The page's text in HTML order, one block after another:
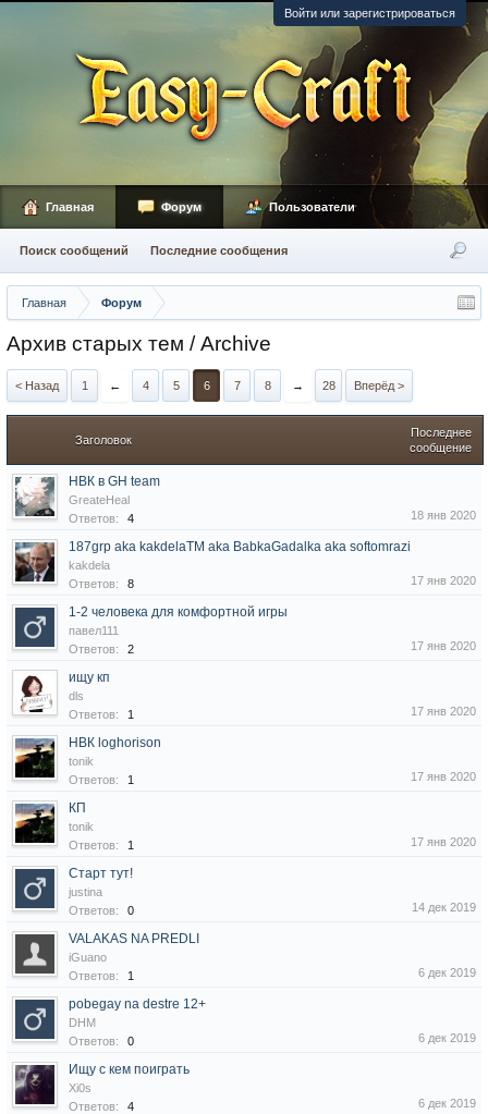
Войти или зарегистрироваться
Главная Форум
Архив старых тем / Archive
< Назад 1 ← 4 5 6 7 8 → 28 Вперёд >
Заголовок
Последнее
сообщение
НВК в GH team
GreateHeal
Ответов:
4 18 янв 2020
187grp aka kakdelaTM aka BabkaGadalka aka softomrazi
kakdela
Ответов:
8 17 янв 2020
1-2 человека для комфортной игры
павел111
Ответов:
2 17 янв 2020
ищу кп
dls
Ответов:
1 17 янв 2020
НВК loghorison
tonik
Ответов:
1 17 янв 2020
КП
tonik
Ответов:
1 17 янв 2020
Старт тут!
justina
Ответов:
0 14 дек 2019
VALAKAS NA PREDLI
iGuano
Ответов:
1 6 дек 2019
pobegay na destre 12+
DHM
Ответов:
0 6 дек 2019
Ищу с кем поиграть
Xi0s
Ответов:
4 6 дек 2019
Главная Форум
Поиск сообщений Последние сообщения
Пользователи